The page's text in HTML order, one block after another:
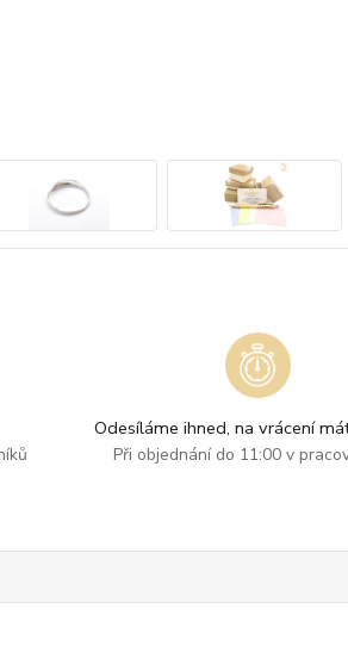
Odesíláme ihned, na vrácení
Při objednání do 11:00 v